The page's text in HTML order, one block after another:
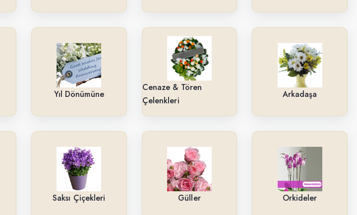
Yıl Dönümüne
Cenaze & Tören
Çelenkleri
Arkadaşa
Saksı Çiçekleri Güller Orkideler